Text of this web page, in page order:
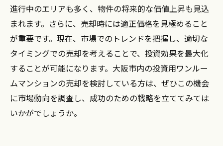
進行中のエリアも多く、物件の将来的な価値上昇も見込
まれます。さらに、売却時には適正価格を見極めること
が重要です。現在、市場でのトレンドを把握し、適切な
タイミングでの売却を考えることで、投資効果を最大化
することが可能になります。大阪市内の投資用ワンルー
ムマンションの売却を検討している方は、ぜひこの機会
に市場動向を調査し、成功のための戦略を立ててみては
いかがでしょうか。